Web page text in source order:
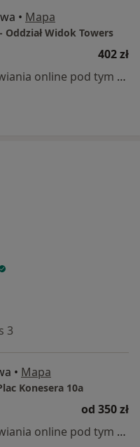
• Mapa
Widok Towers
402 zł
Specjalista nie oferuje umawiania online pod tym adresem.
3
• Mapa
Konesera 10a
od 350 zł
Specjalista nie oferuje umawiania online pod tym adresem.